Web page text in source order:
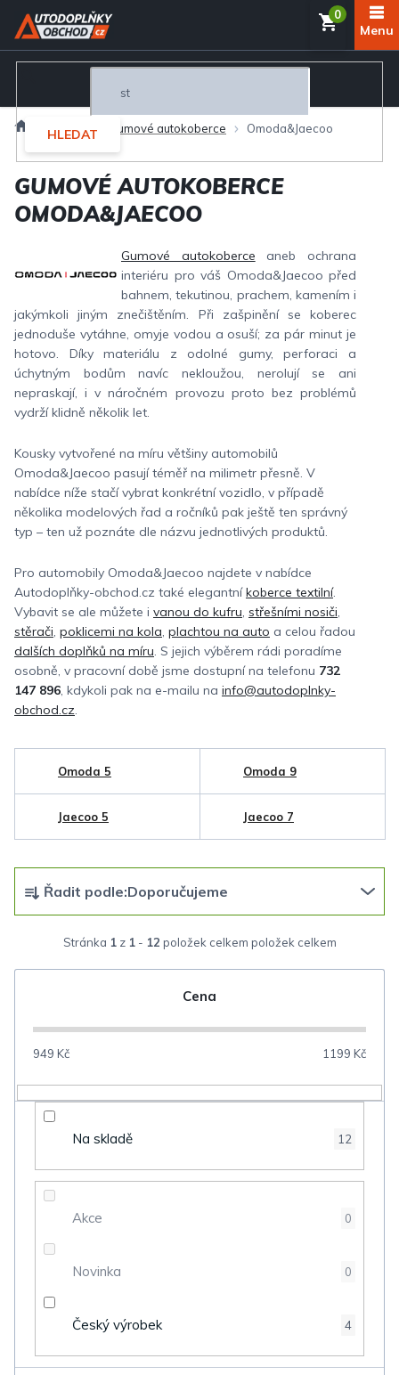
Přejít
obsah
HLEDAT
Interiér Gumové autokoberce Omoda&Jaecoo
GUMOVÉ AUTOKOBERCE
OMODA&JAECOO
Gumové autokoberce aneb ochrana
interiéru pro váš Omoda&Jaecoo před
bahnem, tekutinou, prachem, kamením i
jakýmkoli jiným znečištěním. Při zašpinění se koberec
jednoduše vytáhne, omyje vodou a osuší; za pár minut je
hotovo. Díky materiálu z odolné gumy, perforaci a
úchytným bodům navíc nekloužou, nerolují se ani
nepraskají, i v náročném provozu proto bez problémů
vydrží klidně několik let.
Kousky vytvořené na míru většiny automobilů
Omoda&Jaecoo pasují téměř na milimetr přesně. V
nabídce níže stačí vybrat konkrétní vozidlo, v případě
několika modelových řad a ročníků pak ještě ten správný
typ – ten už poznáte dle názvu jednotlivých produktů.
Pro automobily Omoda&Jaecoo najdete v nabídce
Autodoplňky-obchod.cz také elegantníkoberce textilní.
Vybavit se ale můžete i vanou do kufru, střešními nosiči,
stěrači, poklicemi na kola, plachtou na auto a celou řadou
dalších doplňků na míru. S jejich výběrem rádi poradíme
osobně, v pracovní době jsme dostupní na telefonu 732
147 896, kdykoli pak na e-mailu na info@autodoplnky-
obchod.cz.
Omoda 5 Omoda 9
Jaecoo 5 Jaecoo 7
Stránka 1z 1- 12 položek celkem
a
e
o
Řadit podle:Doporučujeme
Cena
949 Kč 1199 Kč
Na skladě 12
Akce 0
Novinka 0
Český výrobek 4